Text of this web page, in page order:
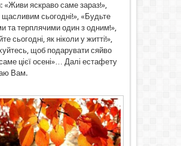
«Живи яскраво саме зараз!»,
сьогодні!», «Будьте
та терплячими один з одним!»,
сьогодні, як ніколи у житті!»,
щоб подарувати сяйво
цієї осені»… Далі естафету
Вам.